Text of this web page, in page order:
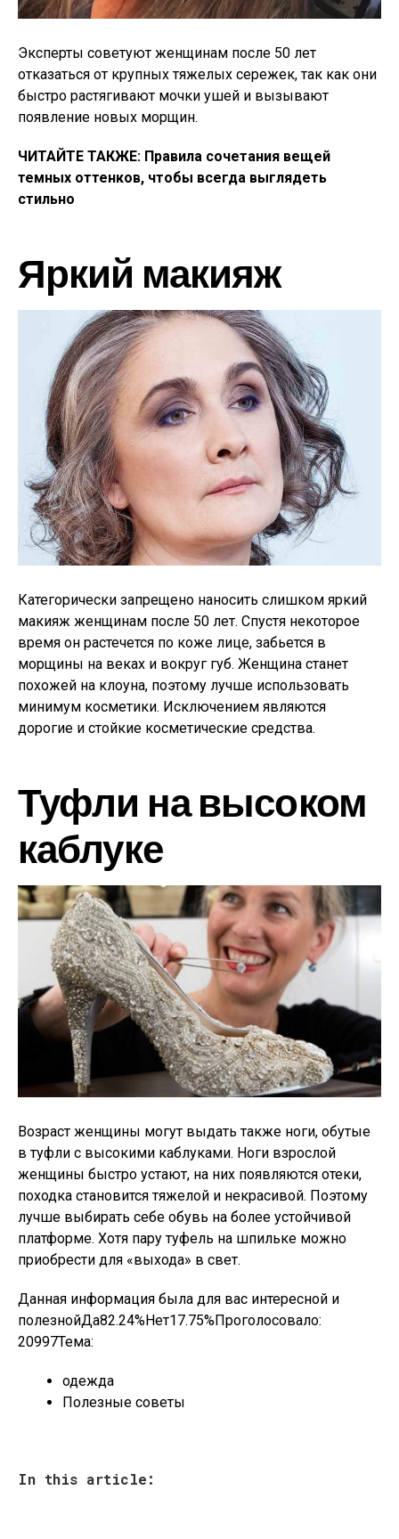
Эксперты советуют женщинам после 50 лет
отказаться от крупных тяжелых сережек, так как они
быстро растягивают мочки ушей и вызывают
появление новых морщин.
ЧИТАЙТЕ ТАКЖЕ: Правила сочетания вещей
темных оттенков, чтобы всегда выглядеть
стильно
Яркий макияж
Категорически запрещено наносить слишком яркий
макияж женщинам после 50 лет. Спустя некоторое
время он растечется по коже лице, забьется в
морщины на веках и вокруг губ. Женщина станет
похожей на клоуна, поэтому лучше использовать
минимум косметики. Исключением являются
дорогие и стойкие косметические средства.
Туфли на высоком
каблуке
Возраст женщины могут выдать также ноги, обутые
в туфли с высокими каблуками. Ноги взрослой
женщины быстро устают, на них появляются отеки,
походка становится тяжелой и некрасивой. Поэтому
лучше выбирать себе обувь на более устойчивой
платформе. Хотя пару туфель на шпильке можно
приобрести для «выхода» в свет.
Данная информация была для вас интересной и
полезнойДа82.24%Нет17.75%Проголосовало:
20997Тема:
одежда
Полезные советы
In this article: